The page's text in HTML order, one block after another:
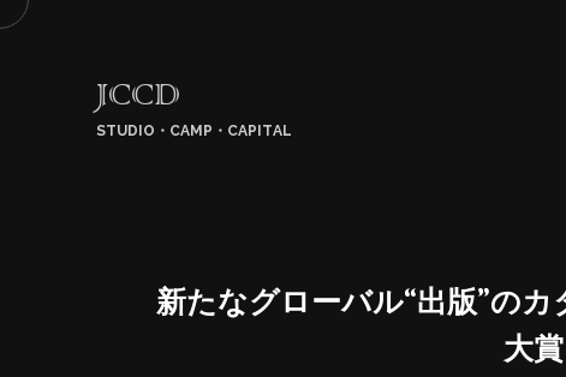
JCCD
STUDIO・CAMP・CAPITAL
新たなグローバル“出版”の
大